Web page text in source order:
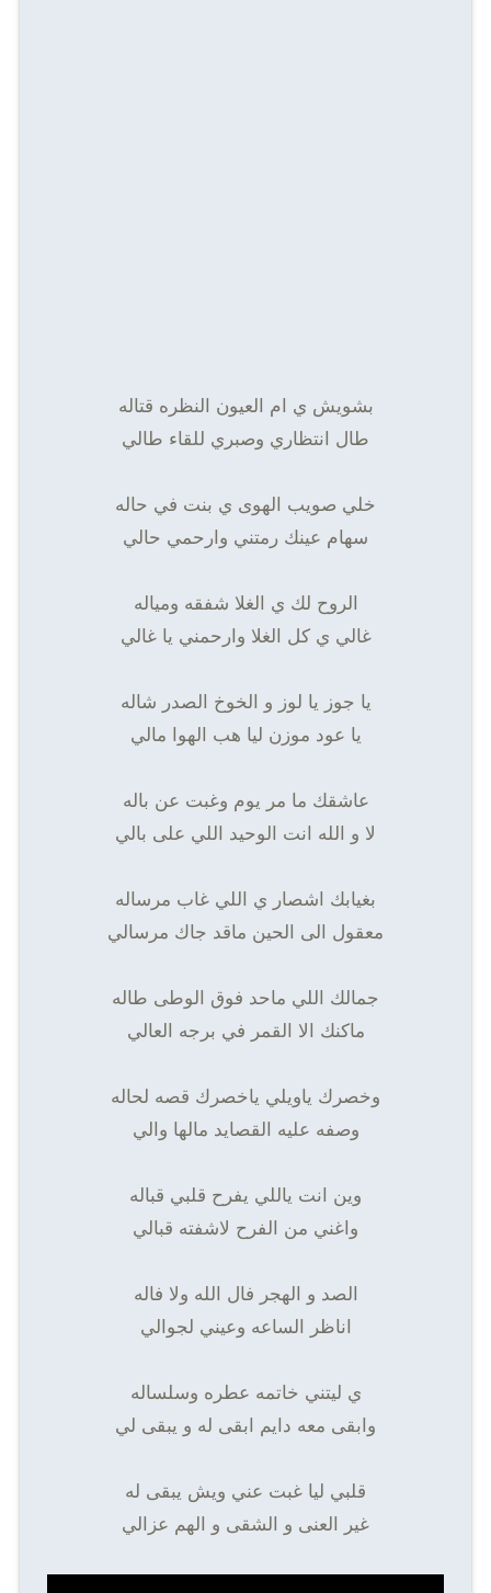
بشويش ي ام العيون النظره قتاله
طال انتظاري وصبري للقاء طالي
خلي صويب الهوى ي بنت في حاله
سهام عينك رمتني وارحمي حالي
الروح لك ي الغلا شفقه ومياله
غالي ي كل الغلا وارحمني يا غالي
يا جوز يا لوز و الخوخ الصدر شاله
يا عود موزن ليا هب الهوا مالي
عاشقك ما مر يوم وغبت عن باله
لا و الله انت الوحيد اللي على بالي
بغيابك اشصار ي اللي غاب مرساله
معقول الى الحين ماقد جاك مرسالي
جمالك اللي ماحد فوق الوطى طاله
ماكنك الا القمر في برجه العالي
وخصرك ياويلي ياخصرك قصه لحاله
وصفه عليه القصايد مالها والي
وين انت ياللي يفرح قلبي قباله
واغني من الفرح لاشفته قبالي
الصد و الهجر فال الله ولا فاله
اناظر الساعه وعيني لجوالي
ي ليتني خاتمه عطره وسلساله
وابقى معه دايم ابقى له و يبقى لي
قلبي ليا غبت عني ويش يبقى له
غير العنى و الشقى و الهم عزالي